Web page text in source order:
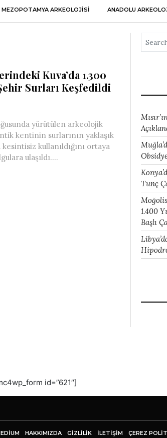
MEZOPOTAMYA ARKEOLOJISI ANADOLU
Kuva’da 1.300
Surları Keşfedildi
yürütülen arkeolojik
kentinin surlarının yaklaşık
kesintisiz kullanıldığını ortaya
ulaşıldı....
Tunç
1.400
Başlı
id=”621″]
HAKKIMIZDA GİZLİLİK İLETIŞIM ÇEREZ